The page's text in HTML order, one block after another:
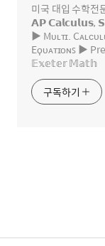
미국 대입 수학
𝗔𝗣 𝗖𝗮𝗹𝗰𝘂𝗹𝘂𝘀,
▶ Mᴜʟᴛɪ.
Eϙᴜᴀᴛɪᴏɴꜱ ▶
𝔼𝕩𝕖𝕥𝕖𝕣 𝕄𝕒𝕥𝕙
구독하기